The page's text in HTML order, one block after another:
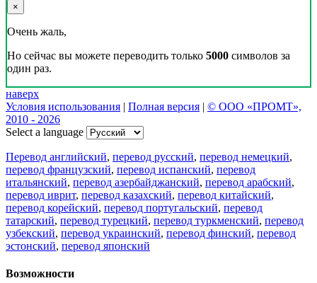
×
Очень жаль,
Но сейчас вы можете переводить только 5000 символов за
один раз.
наверх
Условия использования | Полная версия | © ООО «ПРОМТ»,
2010 - 2026
Select a language
Перевод английский, перевод русский, перевод немецкий,
перевод французский, перевод испанский, перевод
итальянский, перевод азербайджанский, перевод арабский,
перевод иврит, перевод казахский, перевод китайский,
перевод корейский, перевод португальский, перевод
татарский, перевод турецкий, перевод туркменский, перевод
узбекский, перевод украинский, перевод финский, перевод
эстонский, перевод японский
Возможности